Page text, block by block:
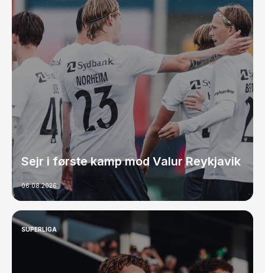
Sejr i første kamp mod Valur Reykjavik
06.08.2026
SUPERLIGA